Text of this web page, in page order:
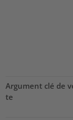
Argument clé de
te